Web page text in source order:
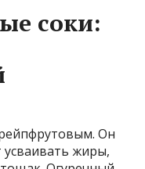
соки:
Он
усваивать жиры,